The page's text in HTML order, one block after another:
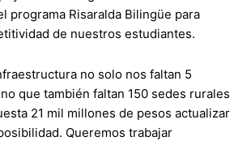
programa Risaralda Bilingüe para
de nuestros estudiantes.
no solo nos faltan 5
que también faltan 150 sedes rurales
21 mil millones de pesos actualizar
Queremos trabajar